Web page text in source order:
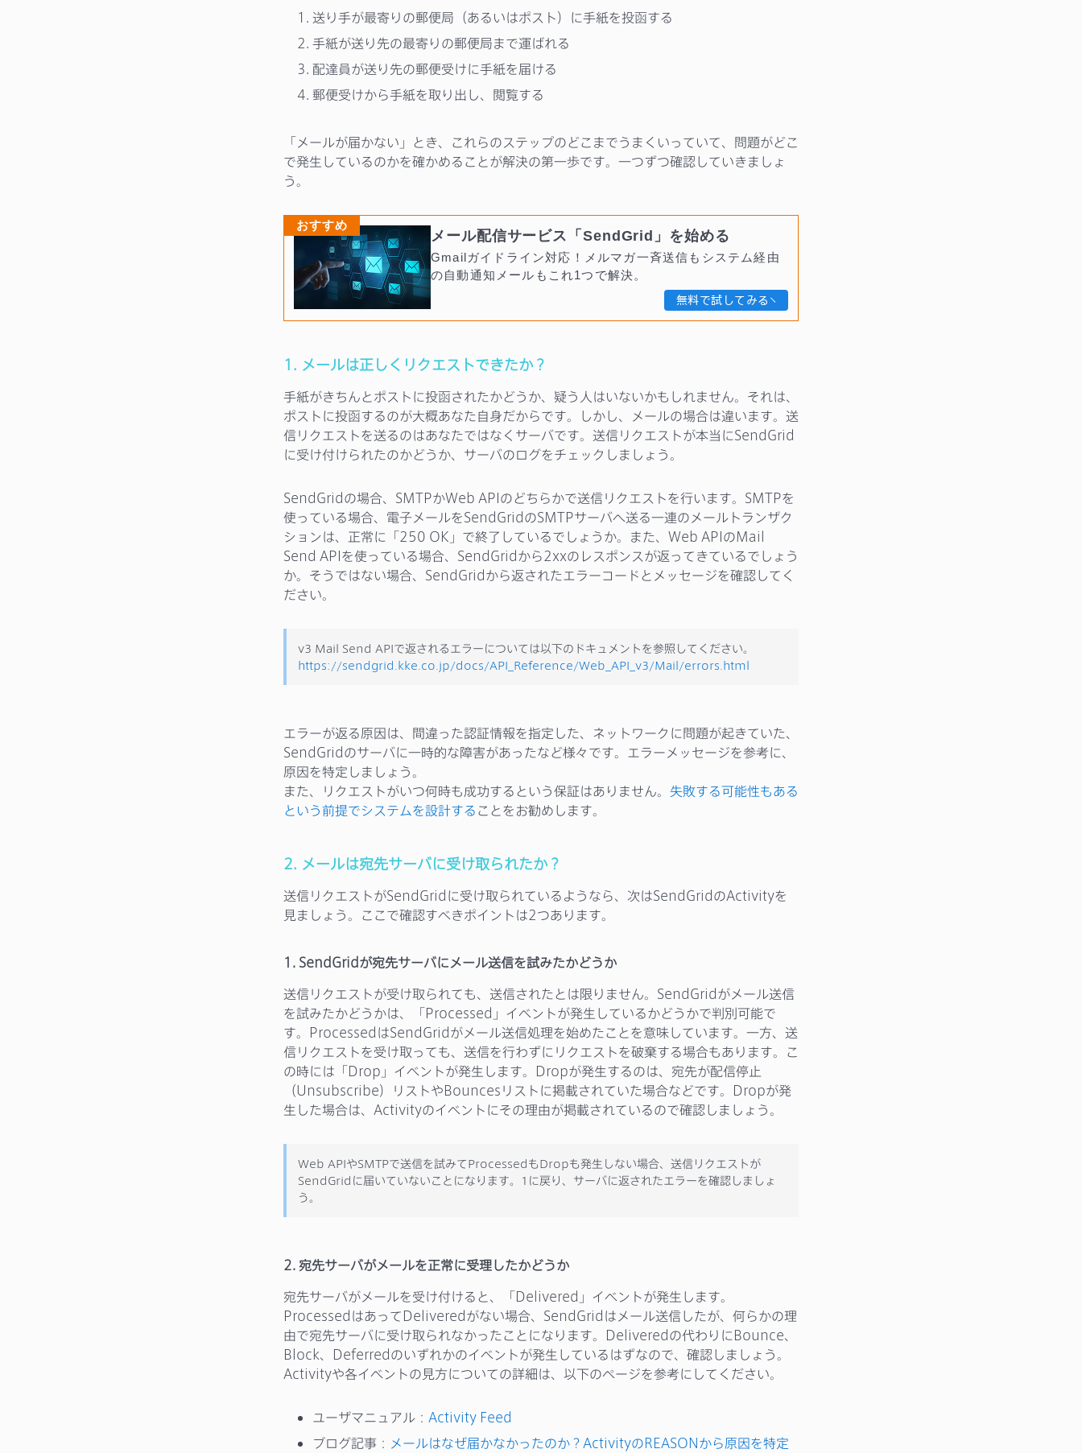
送り手が最寄りの郵便局（あるいはポスト）に手紙を投函する
手紙が送り先の最寄りの郵便局まで運ばれる
配達員が送り先の郵便受けに手紙を届ける
郵便受けから手紙を取り出し、閲覧する
「メールが届かない」とき、これらのステップのどこまでうまくいっていて、問題がどこ
で発生しているのかを確かめることが解決の第一歩です。一つずつ確認していきましょ
う。
おすすめ
メール配信サービス「SendGrid」を始める
Gmailガイドライン対応！メルマガ一斉送信もシステム経由
の自動通知メールもこれ1つで解決。
無料で試してみる
1. メールは正しくリクエストできたか？
手紙がきちんとポストに投函されたかどうか、疑う人はいないかもしれません。それは、
ポストに投函するのが大概あなた自身だからです。しかし、メールの場合は違います。送
信リクエストを送るのはあなたではなくサーバです。送信リクエストが本当にSendGrid
に受け付けられたのかどうか、サーバのログをチェックしましょう。
SendGridの場合、SMTPかWeb APIのどちらかで送信リクエストを行います。SMTPを
使っている場合、電子メールをSendGridのSMTPサーバへ送る一連のメールトランザク
ションは、正常に「250 OK」で終了しているでしょうか。また、Web APIのMail
Send APIを使っている場合、SendGridから2xxのレスポンスが返ってきているでしょう
か。そうではない場合、SendGridから返されたエラーコードとメッセージを確認してく
ださい。
v3 Mail Send APIで返されるエラーについては以下のドキュメントを参照してください。
https://sendgrid.kke.co.jp/docs/API_Reference/Web_API_v3/Mail/errors.html
エラーが返る原因は、間違った認証情報を指定した、ネットワークに問題が起きていた、
SendGridのサーバに一時的な障害があったなど様々です。エラーメッセージを参考に、
原因を特定しましょう。
また、リクエストがいつ何時も成功するという保証はありません。 失敗する可能性もある
という前提でシステムを設計することをお勧めします。
2. メールは宛先サーバに受け取られたか？
送信リクエストがSendGridに受け取られているようなら、次はSendGridのActivityを
見ましょう。ここで確認すべきポイントは2つあります。
1. SendGridが宛先サーバにメール送信を試みたかどうか
送信リクエストが受け取られても、送信されたとは限りません。SendGridがメール送信
を試みたかどうかは、「Processed」イベントが発生しているかどうかで判別可能で
す。ProcessedはSendGridがメール送信処理を始めたことを意味しています。一方、送
信リクエストを受け取っても、送信を行わずにリクエストを破棄する場合もあります。こ
の時には「Drop」イベントが発生します。Dropが発生するのは、宛先が配信停止
（Unsubscribe）リストやBouncesリストに掲載されていた場合などです。Dropが発
生した場合は、Activityのイベントにその理由が掲載されているので確認しましょう。
Web APIやSMTPで送信を試みてProcessedもDropも発生しない場合、送信リクエストが
SendGridに届いていないことになります。1に戻り、サーバに返されたエラーを確認しましょ
う。
2. 宛先サーバがメールを正常に受理したかどうか
宛先サーバがメールを受け付けると、「Delivered」イベントが発生します。
ProcessedはあってDeliveredがない場合、SendGridはメール送信したが、何らかの理
由で宛先サーバに受け取られなかったことになります。Deliveredの代わりにBounce、
Block、Deferredのいずれかのイベントが発生しているはずなので、確認しましょう。
Activityや各イベントの見方についての詳細は、以下のページを参考にしてください。
ユーザマニュアル： Activity Feed
ブログ記事： メールはなぜ届かなかったのか？ActivityのREASONから原因を特定